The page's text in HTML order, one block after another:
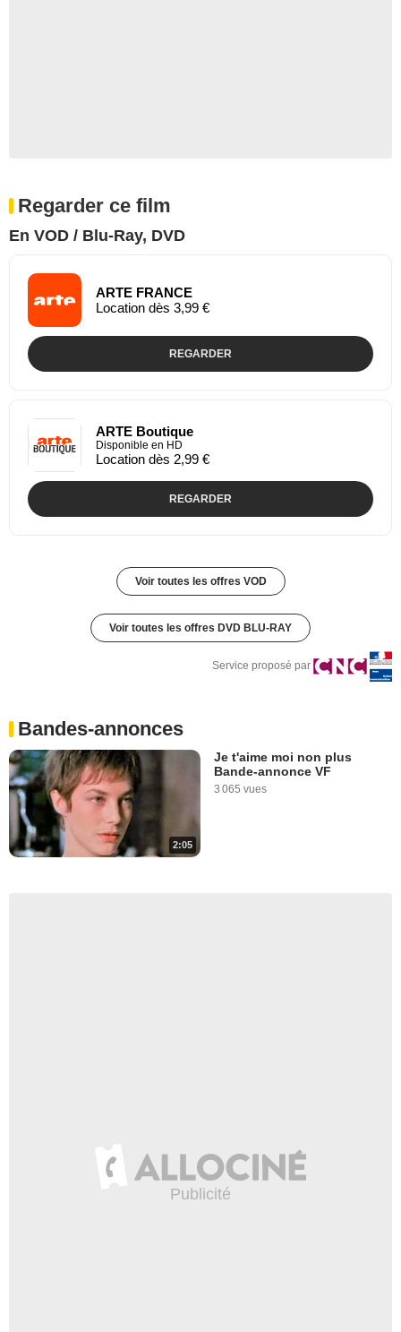
Regarder ce film
En VOD / Blu-Ray, DVD
ARTE FRANCE
Location dès 3,99 €
REGARDER
ARTE Boutique
Disponible en HD
Location dès 2,99 €
REGARDER
Voir toutes les offres VOD
Voir toutes les offres DVD BLU-RAY
Service proposé par
Bandes-annonces
2:05
Je t'aime moi non plus
Bande-annonce VF
3 065 vues